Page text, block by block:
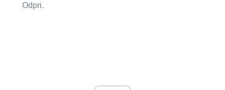
Odpri.